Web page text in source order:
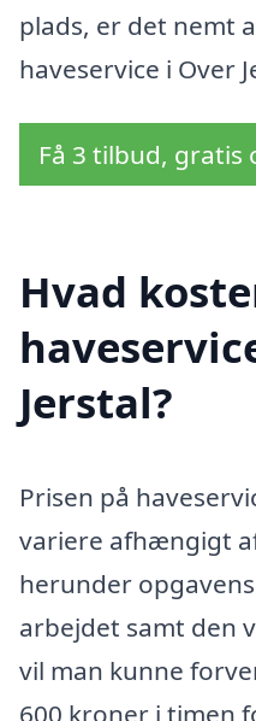
plads, er det nemt
haveservice i Over
Få 3 tilbud,
Hvad
Jerstal?
Prisen på
variere afhængigt
herunder
arbejdet samt den
vil man kunne
600 kroner i timen